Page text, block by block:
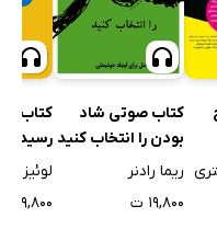
کتاب صوتی شاد
بودن را انتخاب کنید
ریما رادنر
۱۹,۸۰۰ ت
رسیدن
لوئیز
۱۹,۸۰۰ ت